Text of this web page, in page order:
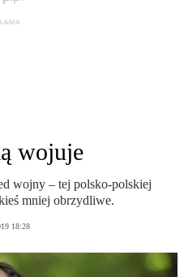
wojuje
wojny – tej polsko-polskiej
mniej obrzydliwe.
18:28